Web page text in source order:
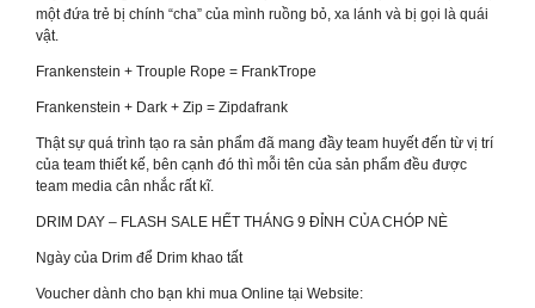
một đứa trẻ bị chính “cha” của mình ruồng bỏ, xa lánh và bị gọi là quái
vật.
Frankenstein + Trouple Rope = FrankTrope
Frankenstein + Dark + Zip = Zipdafrank
Thật sự quá trình tạo ra sản phẩm đã mang đầy team huyết đến từ vị trí
của team thiết kế, bên cạnh đó thì mỗi tên của sản phẩm đều được
team media cân nhắc rất kĩ.
DRIM DAY – FLASH SALE HẾT THÁNG 9 ĐỈNH CỦA CHÓP NÈ
Ngày của Drim để Drim khao tất
Voucher dành cho bạn khi mua Online tại Website: